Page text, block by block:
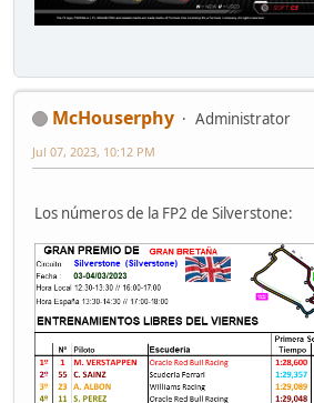
McHouserphy
Administrator
Jul 07, 2023, 10:12 PM
Los números de la FP2 de Silverstone: